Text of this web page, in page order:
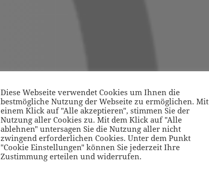
Diese Webseite verwendet Cookies um Ihnen die
bestmögliche Nutzung der Webseite zu ermöglichen. Mit
einem Klick auf "Alle akzeptieren", stimmen Sie der
Nutzung aller Cookies zu. Mit dem Klick auf "Alle
ablehnen" untersagen Sie die Nutzung aller nicht
zwingend erforderlichen Cookies. Unter dem Punkt
"Cookie Einstellungen" können Sie jederzeit Ihre
Zustimmung erteilen und widerrufen.